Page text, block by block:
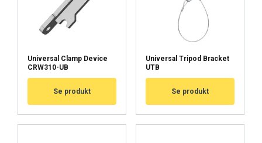
Universal Clamp Device
CRW310-UB
Se produkt
Universal Tripod Bracket
UTB
Se produkt